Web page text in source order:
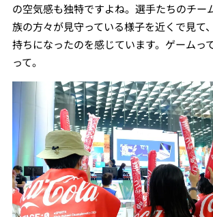
の空気感も独特ですよね。選手たちのチー
族の方々が見守っている様子を近くで見て
持ちになったのを感じています。ゲームっ
って。